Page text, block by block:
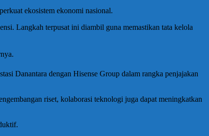
ekosistem ekonomi nasional.
Langkah terpusat ini diambil guna memastikan tata kelola
Danantara dengan Hisense Group dalam rangka penjajakan
riset, kolaborasi teknologi juga dapat meningkatkan